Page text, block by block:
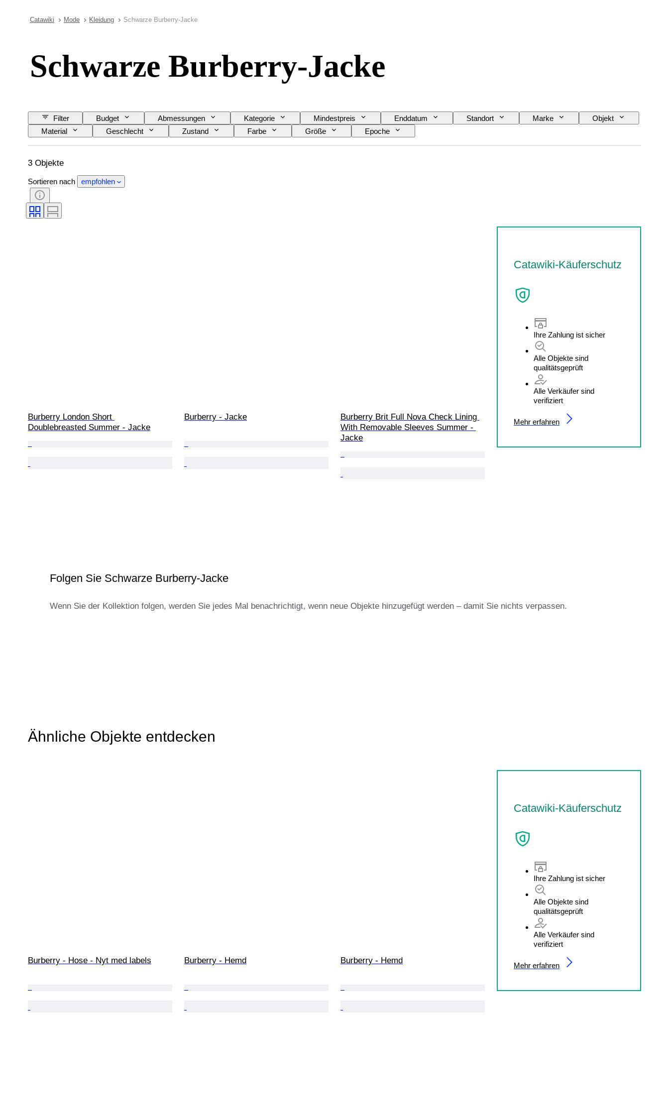
Catawiki Mode Kleidung Schwarze Burberry-Jacke
Schwarze Burberry-Jacke
Filter Budget Abmessungen Kategorie Mindestpreis Enddatum Standort Marke
Objekt
Material
Geschlecht Zustand Farbe Größe Epoche
3 Objekte
Sortieren nach empfohlen
Burberry London Short
Doublebreasted Summer - Jacke
Burberry - Jacke
Burberry Brit Full Nova Check Lining
With Removable Sleeves Summer -
Jacke
Catawiki-Käuferschutz
Ihre Zahlung ist sicher
Alle Objekte sind
qualitätsgeprüft
Alle Verkäufer sind
verifiziert
Mehr erfahren
Folgen Sie Schwarze Burberry-Jacke
Wenn Sie der Kollektion folgen, werden Sie jedes Mal benachrichtigt, wenn neue Objekte hinzugefügt werden – damit Sie nichts verpassen.
Ähnliche Objekte entdecken
Catawiki-Käuferschutz
Ihre Zahlung ist sicher
Alle Objekte sind
qualitätsgeprüft
Alle Verkäufer sind
verifiziert
Mehr erfahren
Burberry - Hose - Nyt med labels Burberry - Hemd Burberry - Hemd